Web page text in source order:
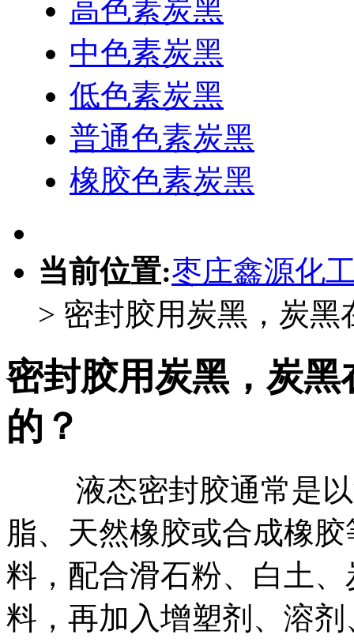
高色素炭黑
中色素炭黑
低色素炭黑
普通色素炭黑
橡胶色素炭黑
当前位置:枣庄鑫源化
> 密封胶用炭黑，炭
密封胶用炭黑，炭
的？
液态密封胶通常是以
脂、天然橡胶或合成橡
料，配合滑石粉、白土
料，再加入增塑剂、溶